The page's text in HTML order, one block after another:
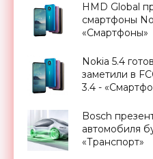
HMD Global
смартфоны
«Смартфоны»
Nokia 5.4
заметили в
3.4 -
Bosch
автомобиля
«Транспорт»